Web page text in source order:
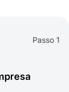
Passo 1